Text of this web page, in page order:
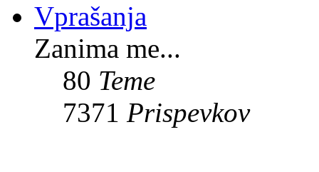
Vprašanja
Zanima me...
80 Teme
7371 Prispevkov